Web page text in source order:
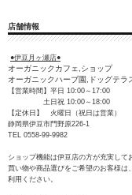
店舗情報
●伊豆月ヶ瀬店●
オーガニックカフェ,ショップ
オーガニックハーブ園,ドッグテラ
【営業時間】平日 10:00～17:00
土日祝 10:00～18:00
【定休日】 火曜日（祝日は営業）
静岡県伊豆市門野原226-1
TEL 0558-99-9982
ショップ機能は伊豆店の方が充実して
買い物や商品選びをご希望のお客様は
利用ください。